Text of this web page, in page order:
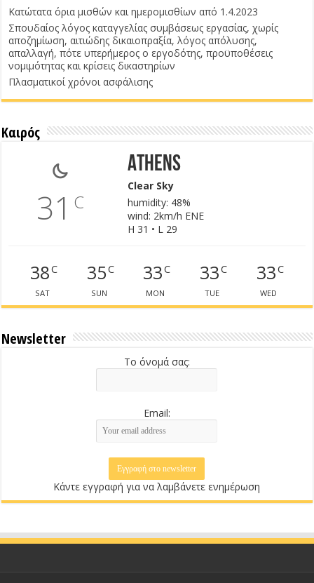
Κατώτατα όρια μισθών και ημερομισθίων από 1.4.2023
Σπουδαίος λόγος καταγγελίας συμβάσεως εργασίας, χωρίς
αποζημίωση, αιτιώδης δικαιοπραξία, λόγος απόλυσης,
απαλλαγή, πότε υπερήμερος ο εργοδότης, προϋποθέσεις
νομιμότητας και κρίσεις δικαστηρίων
Πλασματικοί χρόνοι ασφάλισης
Καιρός
31 C
Athens
Clear Sky
humidity: 48%
wind: 2km/h ENE
H 31 • L 29
38C
SAT
35C
SUN
33C
MON
33C
TUE
33C
WED
Newsletter
Το όνομά σας:
Email:
Κάντε εγγραφή για να λαμβάνετε ενημέρωση